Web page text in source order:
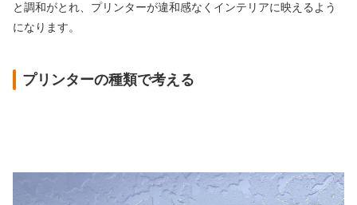
と調和がとれ、プリンターが違和感なくインテリアに映えるよう
になります。
プリンターの種類で考える